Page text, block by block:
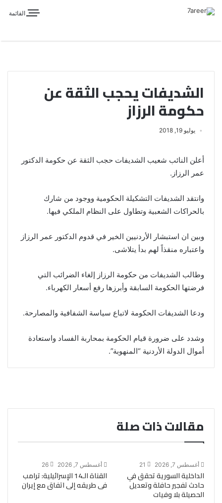
القائمة
الشديفات يحجب الثقة عن
حكومة الرزاز
يوليو 19, 2018
أعلن النائب شعيب الشديفات حجب الثقة عن حكومة الدكتور
عمر الرزاز.
وانتقد الشديفات التشكيلة الحكومية ووجود من شارك
بالحراكات الشعبية وتطاول على النظام الملكي فيها.
وبين ان استبشار الأردنيين الخير في قدوم الدكتور عمر الرزاز
واعتباره منقذاً لهم بدأ يتلاشى.
وطالب الشديفات من حكومة الرزاز إلغاء الضرائب التي
فرضتها الحكومة السابقة وأبرزها رفع أسعار الكهرباء.
ودعا الشديفات الحكومة لاتباع سياسة الشفافية والمصارحة.
وشدد على ضرورة قيام الحكومة بمحاربة الفساد واستعادة
أموال الدولة الأردنية “المنهوبة”.
مقالات ذات صلة
أغسطس 7, 2026 21
الداخلية السورية تحقق في
حادث تفجير حافلة وتعديل
الحصيلة بلا وفيات
أغسطس 7, 2026 26
القناة الـ14 الإسرائيلية: ترامب
فى طريقه إلى اتفاق مع إيران